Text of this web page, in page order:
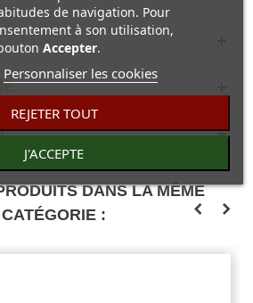
DANS LA MÊME
CATÉGORIE :
de navigation. Pour
à son utilisation,
Accepter.
Personnaliser les cookies
REJETER TOUT
J'ACCEPTE